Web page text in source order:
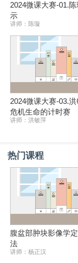
2024微课大赛-01.
示
讲师：陈璇
2024微课大赛-03.
危机生命的计时赛
讲师：洪敏萍
热门课程
腹盆部肿块影像学
法
讲师：杨正汉